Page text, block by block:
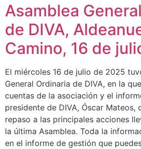
Asamblea
de DIVA,
Camino, 16 de
El miércoles 16 de julio de 2025
General Ordinaria de DIVA, en la
cuentas de la asociación y el
presidente de DIVA, Óscar Mateos,
repaso a las principales acciones
la última Asamblea. Toda la
en el informe de gestión que